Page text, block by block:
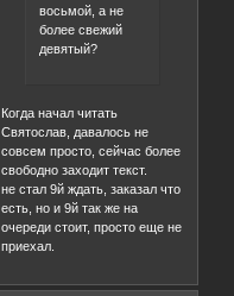
восьмой, а не
более свежий
девятый?
Когда начал читать
Святослав, давалось не
совсем просто, сейчас более
свободно заходит текст.
не стал 9й ждать, заказал что
есть, но и 9й так же на
очереди стоит, просто еще не
приехал.